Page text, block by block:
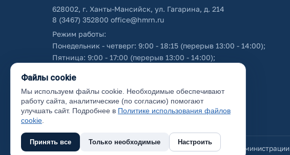
628002, г. Ханты-Мансийск, ул. Гагарина, д. 214
8 (3467) 352800 office@hmrn.ru
Режим работы:
Понедельник - четверг: 9:00 - 18:15 (перерыв 13:00 - 14:00);
Пятница: 9:00 - 17:00 (перерыв 13:00 - 14:00);
Об использовании персональных данных
(с) 2017 Ханты-Мансийский район, официальный сайт администрации
Файлы cookie
Мы используем файлы cookie. Необходимые обеспечивают
работу сайта, аналитические (по согласию) помогают
улучшать сайт. Подробнее в Политике использования файлов
cookie
Принять все Только необходимые Настроить